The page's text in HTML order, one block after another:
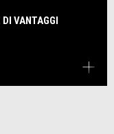
VANTAGGI